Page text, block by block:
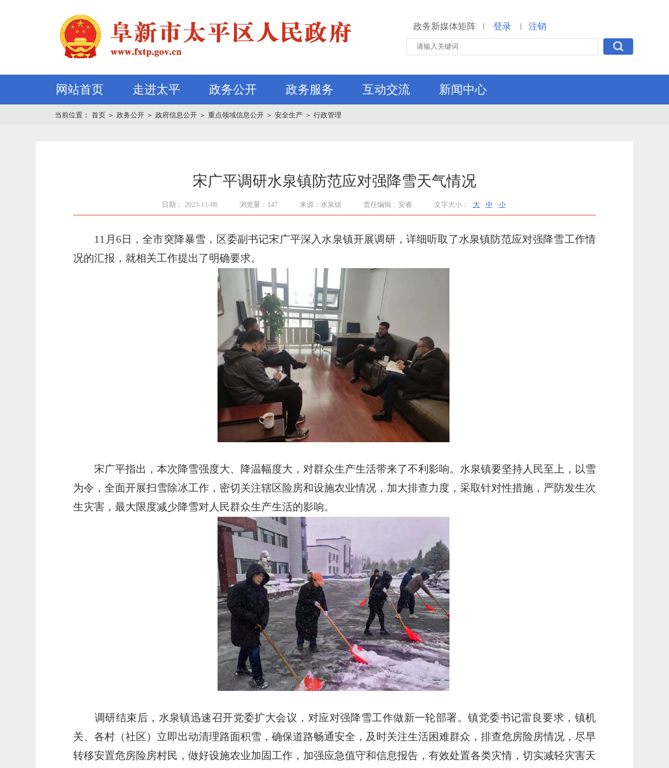
政务新媒体矩阵 | 登录 | 注销
网站首页 走进太平 政务公开 政务服务 互动交流 新闻中心
当前位置： 首页 ＞ 政务公开 ＞ 政府信息公开 ＞ 重点领域信息公开 ＞ 安全生产 ＞ 行政管理
宋广平调研水泉镇防范应对强降雪天气情况
日期： 2023-11-08 浏览量：147 来源：水泉镇 责任编辑：安睿 文字大小： 大 中 小
11月6日，全市突降暴雪，区委副书记宋广平深入水泉镇开展调研，详细听取了水泉镇防范应对强降雪工作情
况的汇报，就相关工作提出了明确要求。
宋广平指出，本次降雪强度大、降温幅度大，对群众生产生活带来了不利影响。水泉镇要坚持人民至上，以雪
为令，全面开展扫雪除冰工作，密切关注辖区险房和设施农业情况，加大排查力度，采取针对性措施，严防发生次
生灾害，最大限度减少降雪对人民群众生产生活的影响。
调研结束后，水泉镇迅速召开党委扩大会议，对应对强降雪工作做新一轮部署。镇党委书记雷良要求，镇机
关、各村（社区）立即出动清理路面积雪，确保道路畅通安全，及时关注生活困难群众，排查危房险房情况，尽早
转移安置危房险房村民，做好设施农业加固工作，加强应急值守和信息报告，有效处置各类灾情，切实减轻灾害天